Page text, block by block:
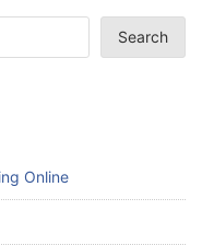
Search
Online